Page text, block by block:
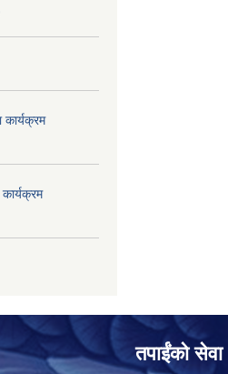
तपाईंको सेवा